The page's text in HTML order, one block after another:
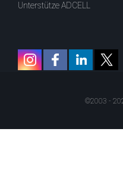
Unterstütze ADCELL
©2003 -